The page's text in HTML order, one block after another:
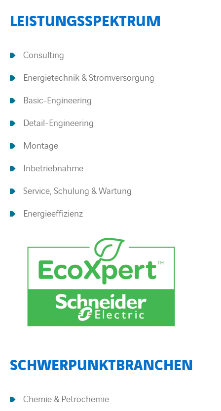
BARRIEREFREIHEIT
LEISTUNGSSPEKTRUM
Consulting
Energietechnik & Stromversorgung
Basic-Engineering
Detail-Engineering
Montage
Inbetriebnahme
Service, Schulung & Wartung
Energieeffizienz
SCHWERPUNKTBRANCHEN
Chemie & Petrochemie